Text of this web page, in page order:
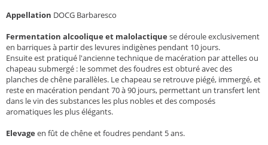
Appellation DOCG Barbaresco
Fermentation alcoolique et malolactique se déroule exclusivement
en barriques à partir des levures indigènes pendant 10 jours.
Ensuite est pratiqué l'ancienne technique de macération par attelles ou
chapeau submergé : le sommet des foudres est obturé avec des
planches de chêne parallèles. Le chapeau se retrouve piégé, immergé, et
reste en macération pendant 70 à 90 jours, permettant un transfert lent
dans le vin des substances les plus nobles et des composés
aromatiques les plus élégants.
Elevage en fût de chêne et foudres pendant 5 ans.